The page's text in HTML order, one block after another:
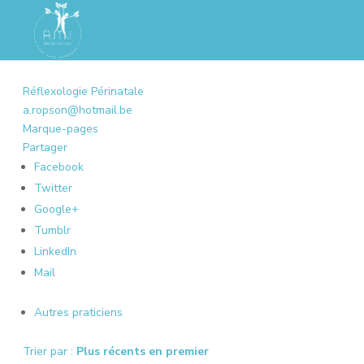
Réflexologie Périnatale
a.ropson@hotmail.be
Marque-pages
Partager
Facebook
Twitter
Google+
Tumblr
LinkedIn
Mail
Autres praticiens
Trier par : Plus récents en premier